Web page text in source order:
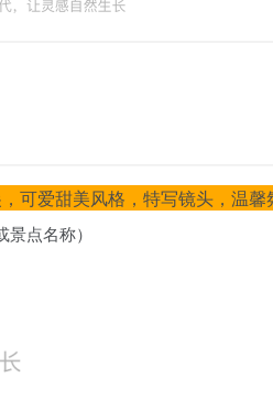
可爱甜美风格，特写镜头，温
点名称）